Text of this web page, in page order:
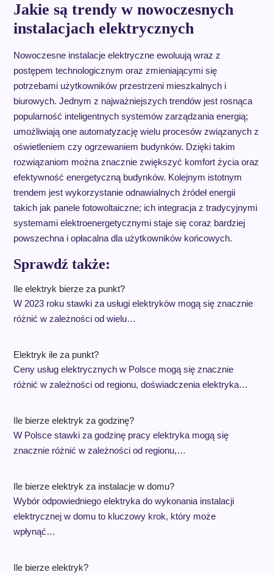
Jakie są trendy w nowoczesnych
instalacjach elektrycznych
Nowoczesne instalacje elektryczne ewoluują wraz z
postępem technologicznym oraz zmieniającymi się
potrzebami użytkowników przestrzeni mieszkalnych i
biurowych. Jednym z najważniejszych trendów jest rosnąca
popularność inteligentnych systemów zarządzania energią;
umożliwiają one automatyzację wielu procesów związanych z
oświetleniem czy ogrzewaniem budynków. Dzięki takim
rozwiązaniom można znacznie zwiększyć komfort życia oraz
efektywność energetyczną budynków. Kolejnym istotnym
trendem jest wykorzystanie odnawialnych źródeł energii
takich jak panele fotowoltaiczne; ich integracja z tradycyjnymi
systemami elektroenergetycznymi staje się coraz bardziej
powszechna i opłacalna dla użytkowników końcowych.
Sprawdź także:
Ile elektryk bierze za punkt?
W 2023 roku stawki za usługi elektryków mogą się znacznie
różnić w zależności od wielu…
Elektryk ile za punkt?
Ceny usług elektrycznych w Polsce mogą się znacznie
różnić w zależności od regionu, doświadczenia elektryka…
Ile bierze elektryk za godzinę?
W Polsce stawki za godzinę pracy elektryka mogą się
znacznie różnić w zależności od regionu,…
Ile bierze elektryk za instalacje w domu?
Wybór odpowiedniego elektryka do wykonania instalacji
elektrycznej w domu to kluczowy krok, który może
wpłynąć…
Ile bierze elektryk?